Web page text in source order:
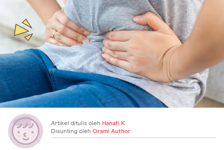
Artikel ditulis oleh Hanafi K
Disunting oleh Orami Author